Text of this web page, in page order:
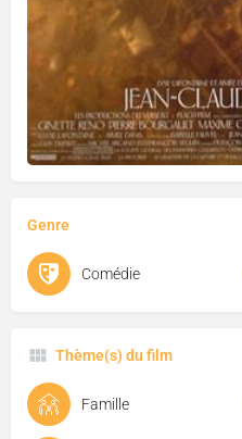
Genre
Comédie
Thème(s) du film
Famille